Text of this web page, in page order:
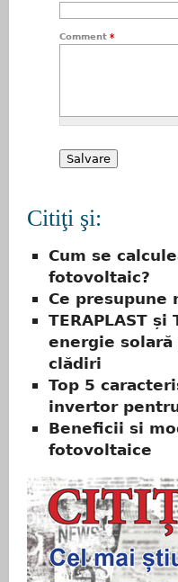
Comment *
Citiţi şi:
Cum se
fotovoltaic?
Ce presupune
TERAPLAST
energie
clădiri
Top 5
invertor
Beneficii si
fotovoltaice